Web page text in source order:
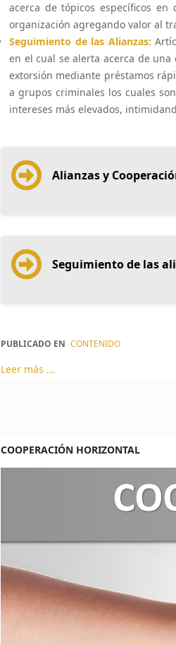
acerca de tópicos específicos
organización agregando valor al
Seguimiento de las Alianzas:
en el cual se alerta acerca de
extorsión mediante préstamos
a grupos criminales los cuales
intereses más elevados,
Alianzas y
Seguimiento de las
PUBLICADO EN CONTENIDO
Leer más ...
COOPERACIÓN HORIZONTAL